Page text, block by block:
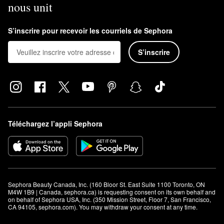
yeux?
utilisé autour des yeux. Cependant, nous vous suggérons plutôt
d’utiliserla crème pour le contour des yeux avec TFC8®
formule est spécialement conçue pour répondre aux problèmes
nous unit
S’inscrire pour recevoir les courriels de Sephora
S’inscrire
Téléchargez l’appli Sephora
Sephora Beauty Canada, Inc. (160 Bloor St. East Suite 1100 Toronto, ON
M4W 1B9 | Canada, sephora.ca) is requesting consent on its own behalf and
on behalf of Sephora USA, Inc. (350 Mission Street, Floor 7, San Francisco,
CA 94105, sephora.com). You may withdraw your consent at any time.